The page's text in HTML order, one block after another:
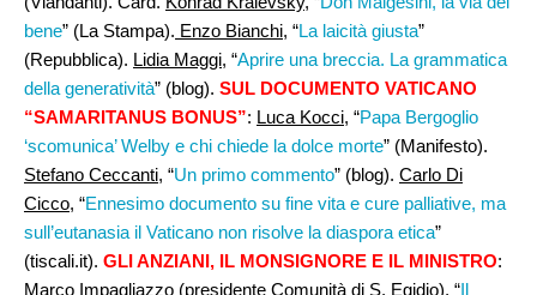
bene” (La Stampa). Enzo Bianchi, “La laicità giusta”
(Repubblica). Lidia Maggi, “Aprire una breccia. La grammatica
della generatività” (blog). SUL DOCUMENTO VATICANO
“SAMARITANUS BONUS”: Luca Kocci, “Papa Bergoglio
‘scomunica’ Welby e chi chiede la dolce morte” (Manifesto).
Stefano Ceccanti, “Un primo commento” (blog). Carlo Di
Cicco, “Ennesimo documento su fine vita e cure palliative, ma
sull’eutanasia il Vaticano non risolve la diaspora etica”
(tiscali.it). GLI ANZIANI, IL MONSIGNORE E IL MINISTRO:
Marco Impagliazzo (presidente Comunità di S. Egidio), “Il